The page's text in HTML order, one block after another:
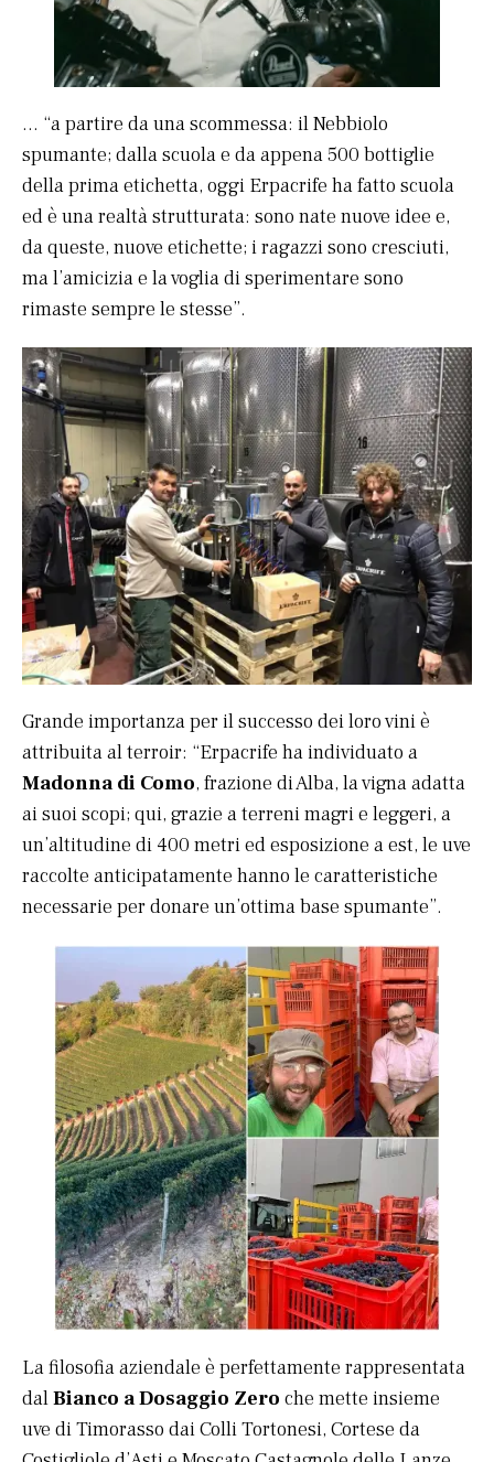
… “a partire da una scommessa: il Nebbiolo
spumante; dalla scuola e da appena 500 bottiglie
della prima etichetta, oggi Erpacrife ha fatto scuola
ed è una realtà strutturata: sono nate nuove idee e,
da queste, nuove etichette; i ragazzi sono cresciuti,
ma l’amicizia e la voglia di sperimentare sono
rimaste sempre le stesse”.
Grande importanza per il successo dei loro vini è
attribuita al terroir: “Erpacrife ha individuato a
Madonna di Como, frazione di Alba, la vigna adatta
ai suoi scopi; qui, grazie a terreni magri e leggeri, a
un’altitudine di 400 metri ed esposizione a est, le uve
raccolte anticipatamente hanno le caratteristiche
necessarie per donare un’ottima base spumante”.
La filosofia aziendale è perfettamente rappresentata
dalBianco a Dosaggio Zero che mette insieme
uve di Timorasso dai Colli Tortonesi, Cortese da